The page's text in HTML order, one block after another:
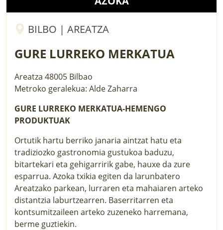
BILBO | AREATZA
GURE LURREKO MERKATUA
Areatza 48005 Bilbao
Metroko geralekua: Alde Zaharra
GURE LURREKO MERKATUA-HEMENGO
PRODUKTUAK
Ortutik hartu berriko janaria aintzat hatu eta
tradiziozko gastronomia gustukoa baduzu,
bitartekari eta gehigarririk gabe, hauxe da zure
esparrua. Azoka txikia egiten da larunbatero
Areatzako parkean, lurraren eta mahaiaren arteko
distantzia laburtzearren. Baserritarren eta
kontsumitzaileen arteko zuzeneko harremana,
berme guztiekin.